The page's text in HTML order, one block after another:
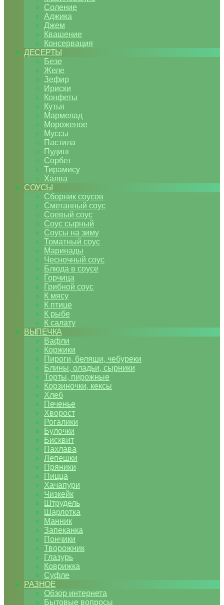
Соление
Аджика
Джем
Квашение
Консервация
ДЕСЕРТЫ
Безе
Желе
Зефир
Ириски
Конфеты
Кутья
Мармелад
Мороженое
Муссы
Пастила
Пудинг
Сорбет
Тирамису
Халва
СОУСЫ
Сборник соусов
Сметанный соус
Соевый соус
Соус сырный
Соусы на зиму
Томатный соус
Маринады
Чесночный соус
Блюда в соусе
Горчица
Грибной соус
К мясу
К птице
К рыбе
К салату
ВЫПЕЧКА
Вафли
Коржики
Пироги, беляши, чебуреки
Блины, оладьи, сырники
Торты, пирожные
Корзиночки, кексы
Хлеб
Печенье
Хворост
Рогалики
Булочки
Бисквит
Пахлава
Лепешки
Пряники
Пицца
Хачапури
Чизкейк
Штрудель
Шарлотка
Манник
Запеканка
Пончики
Творожник
Глазурь
Коврижка
Суфле
РАЗНОЕ
Обзор интернета
Бытовые вопросы